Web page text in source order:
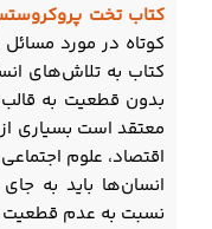
کتاب تخت
کوتاه در مورد
کتاب به تلاش‌های
بدون قطعیت به
معتقد است بسیاری از
اقتصاد، علوم
انسان‌ها باید به
نسبت به عدم قطعیت